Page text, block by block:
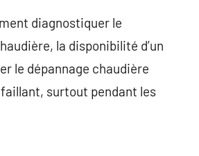
diagnostiquer le
la disponibilité d’un
le dépannage chaudière
surtout pendant les